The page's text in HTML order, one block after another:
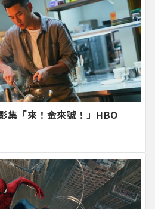
集「來！金來號！」HBO